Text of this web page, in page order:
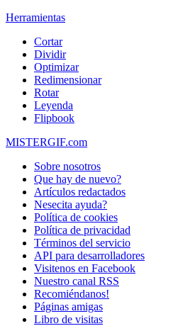
Herramientas
Cortar
Dividir
Optimizar
Redimensionar
Rotar
Leyenda
Flipbook
MISTERGIF.com
Sobre nosotros
Que hay de nuevo?
Artículos redactados
Nesecita ayuda?
Política de cookies
Política de privacidad
Términos del servicio
API para desarrolladores
Visitenos en Facebook
Nuestro canal RSS
Recomiéndanos!
Páginas amigas
Libro de visitas